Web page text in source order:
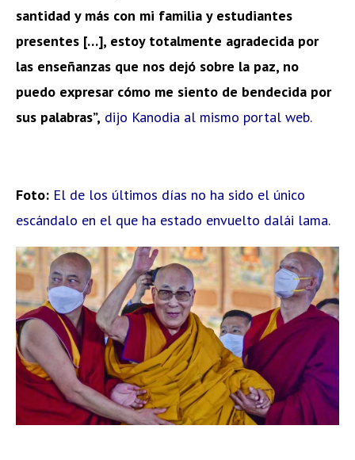
santidad y más con mi familia y estudiantes
presentes […], estoy totalmente agradecida por
las enseñanzas que nos dejó sobre la paz, no
puedo expresar cómo me siento de bendecida por
sus palabras”, dijo Kanodia al mismo portal web.
Foto: El de los últimos días no ha sido el único
escándalo en el que ha estado envuelto dalái lama.